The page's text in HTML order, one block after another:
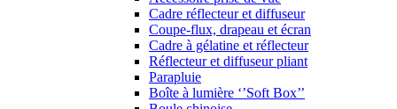
Cadre réflecteur et diffuseur
Coupe-flux, drapeau et écran
Cadre à gélatine et réflecteur
Réflecteur et diffuseur pliant
Parapluie
Boîte à lumière ‘’Soft Box’’